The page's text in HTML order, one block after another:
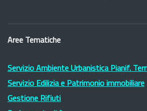
Aree Tematiche
Servizio Ambiente Urbanistica Pianif.
Servizio Edilizia e Patrimonio immobiliare
Gestione Rifiuti